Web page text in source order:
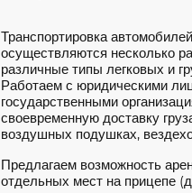
Транспортировка
осуществляются несколько
различные типы легковых и
Работаем с юридическими
государственными
своевременную доставку
воздушных подушках,
Предлагаем возможность
отдельных мест на прицепе